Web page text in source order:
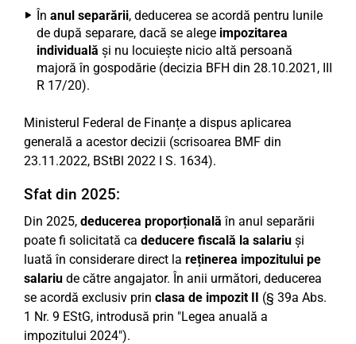
În anul separării, deducerea se acordă pentru lunile
de după separare, dacă se alege impozitarea
individuală și nu locuiește nicio altă persoană
majoră în gospodărie (decizia BFH din 28.10.2021, III
R 17/20).
Ministerul Federal de Finanțe a dispus aplicarea
generală a acestor decizii (scrisoarea BMF din
23.11.2022, BStBl 2022 I S. 1634).
Sfat din 2025:
Din 2025, deducerea proporțională în anul separării
poate fi solicitată ca deducere fiscală la salariu și
luată în considerare direct la reținerea impozitului pe
salariu de către angajator. În anii următori, deducerea
se acordă exclusiv prin clasa de impozit II (§ 39a Abs.
1 Nr. 9 EStG, introdusă prin "Legea anuală a
impozitului 2024").